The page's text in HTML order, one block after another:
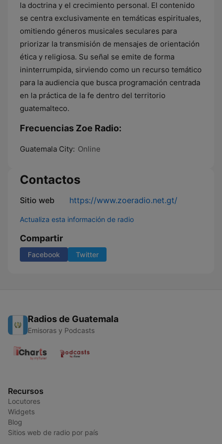
la doctrina y el crecimiento personal. El contenido
se centra exclusivamente en temáticas espirituales,
omitiendo géneros musicales seculares para
priorizar la transmisión de mensajes de orientación
ética y religiosa. Su señal se emite de forma
ininterrumpida, sirviendo como un recurso temático
para la audiencia que busca programación centrada
en la práctica de la fe dentro del territorio
guatemalteco.
Frecuencias Zoe Radio:
Guatemala City: Online
Contactos
Sitio web https://www.zoeradio.net.gt/
Actualiza esta información de radio
Compartir
Facebook Twitter
Radios de Guatemala
Emisoras y Podcasts
Recursos
Locutores
Widgets
Blog
Sitios web de radio por país